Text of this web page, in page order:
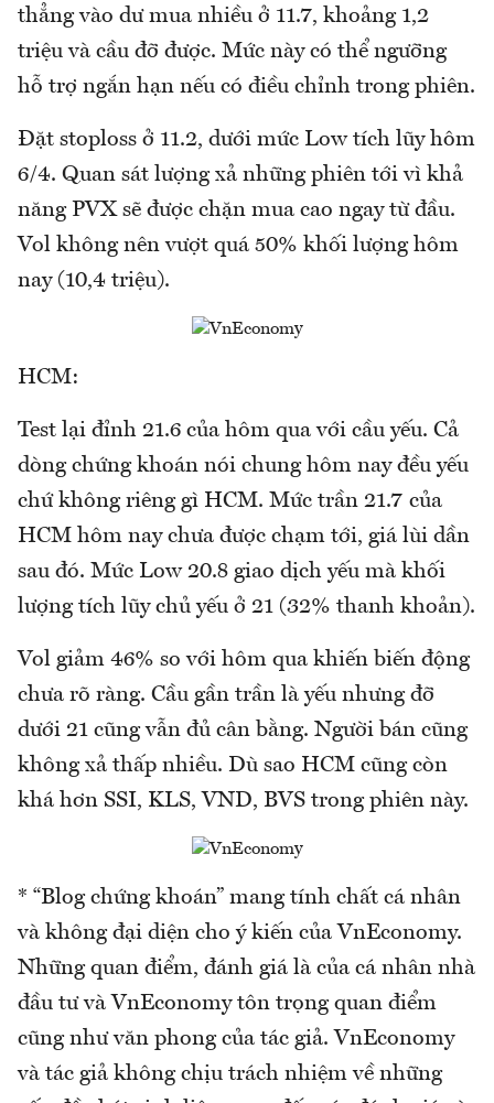
thẳng vào dư mua nhiều ở 11.7, khoảng 1,2
triệu và cầu đỡ được. Mức này có thể ngưỡng
hỗ trợ ngắn hạn nếu có điều chỉnh trong phiên.
Đặt stoploss ở 11.2, dưới mức Low tích lũy hôm
6/4. Quan sát lượng xả những phiên tới vì khả
năng PVX sẽ được chặn mua cao ngay từ đầu.
Vol không nên vượt quá 50% khối lượng hôm
nay (10,4 triệu).
HCM:
Test lại đỉnh 21.6 của hôm qua với cầu yếu. Cả
dòng chứng khoán nói chung hôm nay đều yếu
chứ không riêng gì HCM. Mức trần 21.7 của
HCM hôm nay chưa được chạm tới, giá lùi dần
sau đó. Mức Low 20.8 giao dịch yếu mà khối
lượng tích lũy chủ yếu ở 21 (32% thanh khoản).
Vol giảm 46% so với hôm qua khiến biến động
chưa rõ ràng. Cầu gần trần là yếu nhưng đỡ
dưới 21 cũng vẫn đủ cân bằng. Người bán cũng
không xả thấp nhiều. Dù sao HCM cũng còn
khá hơn SSI, KLS, VND, BVS trong phiên này.
* “Blog chứng khoán” mang tính chất cá nhân
và không đại diện cho ý kiến của VnEconomy.
Những quan điểm, đánh giá là của cá nhân nhà
đầu tư và VnEconomy tôn trọng quan điểm
cũng như văn phong của tác giả. VnEconomy
và tác giả không chịu trách nhiệm về những